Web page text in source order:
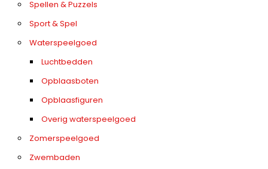
Spellen & Puzzels
Sport & Spel
Waterspeelgoed
Luchtbedden
Opblaasboten
Opblaasfiguren
Overig waterspeelgoed
Zomerspeelgoed
Zwembaden